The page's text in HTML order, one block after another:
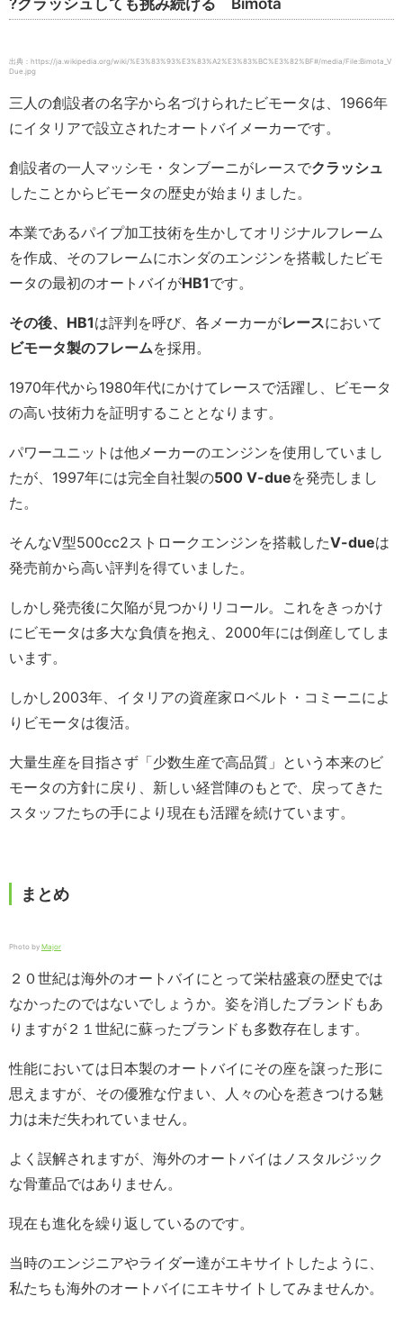
?クラッシュしても挑み続ける Bimota
出典：https://ja.wikipedia.org/wiki/%E3%83%93%E3%83%A2%E3%83%BC%E3%82%BF#/media/File:Bimota_V
Due.jpg
三人の創設者の名字から名づけられたビモータは、1966年
にイタリアで設立されたオートバイメーカーです。
創設者の一人マッシモ・タンブーニがレースでクラッシュ
したことからビモータの歴史が始まりました。
本業であるパイプ加工技術を生かしてオリジナルフレーム
を作成、そのフレームにホンダのエンジンを搭載したビモ
ータの最初のオートバイがHB1です。
その後、HB1は評判を呼び、各メーカーがレースにおいて
ビモータ製のフレームを採用。
1970年代から1980年代にかけてレースで活躍し、ビモータ
の高い技術力を証明することとなります。
パワーユニットは他メーカーのエンジンを使用していまし
たが、1997年には完全自社製の500 V-dueを発売しまし
た。
そんなV型500cc2ストロークエンジンを搭載したV-dueは
発売前から高い評判を得ていました。
しかし発売後に欠陥が見つかりリコール。これをきっかけ
にビモータは多大な負債を抱え、2000年には倒産してしま
います。
しかし2003年、イタリアの資産家ロベルト・コミーニによ
りビモータは復活。
大量生産を目指さず「少数生産で高品質」という本来のビ
モータの方針に戻り、新しい経営陣のもとで、戻ってきた
スタッフたちの手により現在も活躍を続けています。
まとめ
Photo by Major
２０世紀は海外のオートバイにとって栄枯盛衰の歴史では
なかったのではないでしょうか。姿を消したブランドもあ
りますが２１世紀に蘇ったブランドも多数存在します。
性能においては日本製のオートバイにその座を譲った形に
思えますが、その優雅な佇まい、人々の心を惹きつける魅
力は未だ失われていません。
よく誤解されますが、海外のオートバイはノスタルジック
な骨董品ではありません。
現在も進化を繰り返しているのです。
当時のエンジニアやライダー達がエキサイトしたように、
私たちも海外のオートバイにエキサイトしてみませんか。